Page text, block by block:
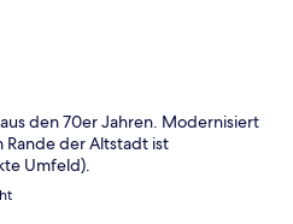
den 70er Jahren. Modernisiert
Rande der Altstadt ist
Umfeld).